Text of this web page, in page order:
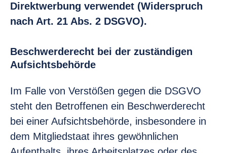
Direktwerbung verwendet (Widerspruch
nach Art. 21 Abs. 2 DSGVO).
Beschwerderecht bei der zuständigen
Aufsichtsbehörde
Im Falle von Verstößen gegen die DSGVO
steht den Betroffenen ein Beschwerderecht
bei einer Aufsichtsbehörde, insbesondere in
dem Mitgliedstaat ihres gewöhnlichen